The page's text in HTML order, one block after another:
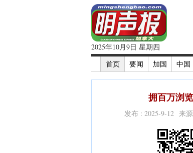
2025年10月9日 星期四
首页
要闻 加国 中国
拥百万浏
发布 : 2025-9-12 来